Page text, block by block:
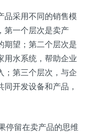
品采用不同的销售模
第一个层次是卖产
期望；第二个层次是
用水系统，帮助企业
；第三个层次，与企
开发设备和产品，
停留在卖产品的思维